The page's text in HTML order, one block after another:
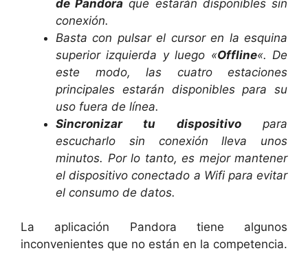
de Pandora que estarán disponibles sin
conexión.
Basta con pulsar el cursor en la esquina
superior izquierda y luego «Offline«. De
este modo, las cuatro estaciones
principales estarán disponibles para su
uso fuera de línea.
Sincronizar tu dispositivopara
escucharlo sin conexión lleva unos
minutos. Por lo tanto, es mejor mantener
el dispositivo conectado a Wifi para evitar
el consumo de datos.
La aplicación Pandora tiene algunos
inconvenientes que no están en la competencia.